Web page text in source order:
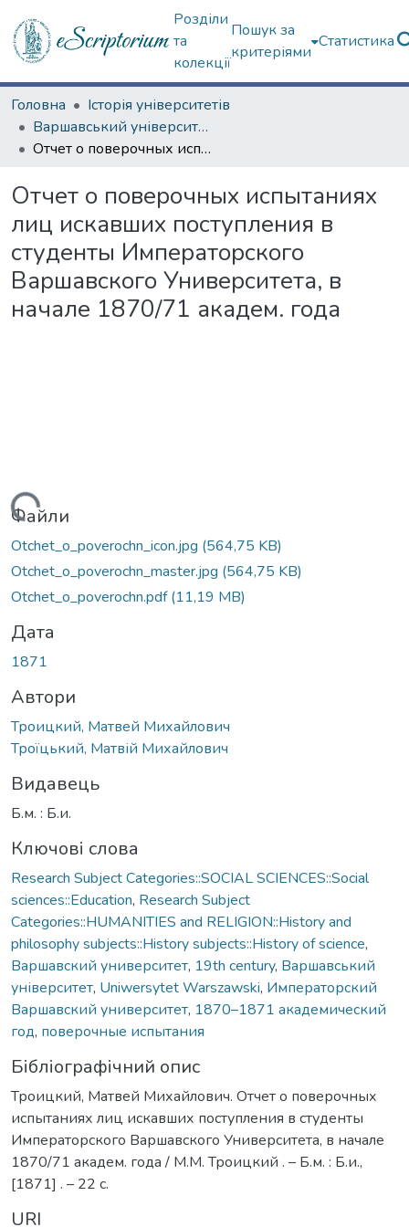
Розділи
та
колекції
Пошук за
критеріями
Статистика
Головна
Історія університетів
Варшавський університет (до 200-річчя)
Отчет о поверочных испытаниях лиц искавших поступления в студенты Императорского Варшавского Университета, в начале 1870/71 академ. года
Отчет о поверочных испытаниях
лиц искавших поступления в
студенты Императорского
Варшавского Университета, в
начале 1870/71 академ. года
Файли
Otchet_o_poverochn_icon.jpg (564,75 KB)
Otchet_o_poverochn_master.jpg (564,75 KB)
Otchet_o_poverochn.pdf(11,19 MB)
Дата
1871
Автори
Троицкий, Матвей Михайлович
Троїцький, Матвій Михайлович
Видавець
Б.м. : Б.и.
Ключові слова
Research Subject Categories::SOCIAL SCIENCES::Social
sciences::Education, Research Subject
Categories::HUMANITIES and RELIGION::History and
philosophy subjects::History subjects::History of science,
Варшавский университет, 19th century, Варшавський
університет, Uniwersytet Warszawski, Императорский
Варшавский университет, 1870–1871 академический
год, поверочные испытания
Бібліографічний опис
Троицкий, Матвей Михайлович. Отчет о поверочных
испытаниях лиц искавших поступления в студенты
Императорского Варшавского Университета, в начале
1870/71 академ. года / М.М. Троицкий . – Б.м. : Б.и.,
[1871] . – 22 с.
URI